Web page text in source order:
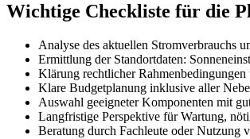
Wichtige Checkliste für die
Analyse des aktuellen Stromverbrauchs
Ermittlung der Standortdaten:
Klärung rechtlicher
Klare Budgetplanung inklusive aller
Auswahl geeigneter Komponenten mit
Langfristige Perspektive für Wartung,
Beratung durch Fachleute oder Nutzung